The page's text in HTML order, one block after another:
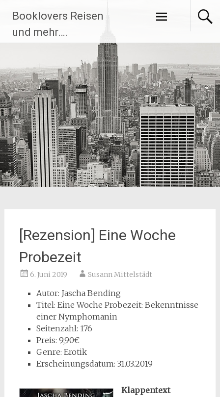
Inhalt
springen
Booklovers Reisen
und mehr….
[Rezension] Eine Woche
Probezeit
6. Juni 2019 Susann Mittelstädt
Autor: Jascha Bending
Titel: Eine Woche Probezeit: Bekenntnisse
einer Nymphomanin
Seitenzahl: 176
Preis: 9,90€
Genre: Erotik
Erscheinungsdatum: 31.03.2019
Klappentext